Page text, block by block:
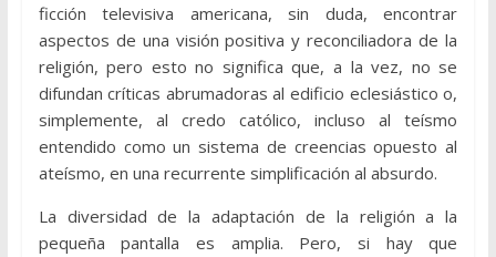
ficción televisiva americana, sin duda, encontrar
aspectos de una visión positiva y reconciliadora de la
religión, pero esto no significa que, a la vez, no se
difundan críticas abrumadoras al edificio eclesiástico o,
simplemente, al credo católico, incluso al teísmo
entendido como un sistema de creencias opuesto al
ateísmo, en una recurrente simplificación al absurdo.
La diversidad de la adaptación de la religión a la
pequeña pantalla es amplia. Pero, si hay que